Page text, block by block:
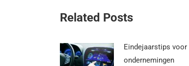
Related Posts
Eindejaarstips voor
ondernemingen